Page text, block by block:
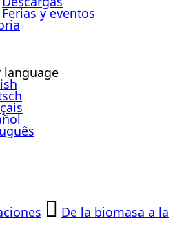
Ferias y eventos
language
De la biomasa a la